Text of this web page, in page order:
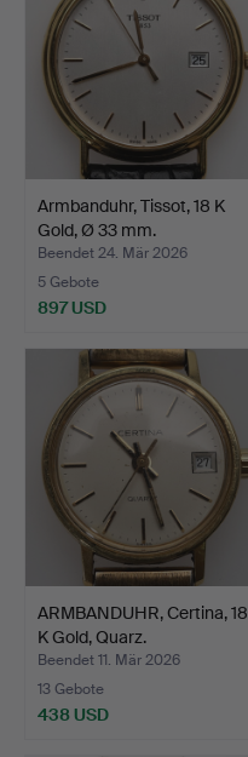
Armbanduhr, Tissot, 18 K
Gold, Ø 33 mm.
Beendet 24. Mär 2026
5 Gebote
897 USD
ARMBANDUHR, Certina, 18
K Gold, Quarz.
Beendet 11. Mär 2026
13 Gebote
438 USD